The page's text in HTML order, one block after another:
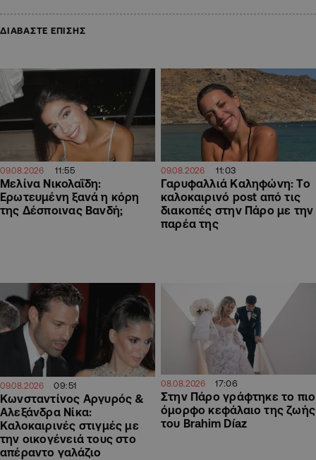
ΔΙΑΒΑΣΤΕ ΕΠΙΣΗΣ
09.08.2026 11:55
Μελίνα Νικολαΐδη:
Ερωτευμένη ξανά η κόρη
της Δέσποινας Βανδή;
09.08.2026 11:03
Γαρυφαλλιά Καληφώνη: To
καλοκαιρινό post από τις
διακοπές στην Πάρο με την
παρέα της
09.08.2026 09:51
Κωνσταντίνος Αργυρός &
Αλεξάνδρα Νίκα:
Καλοκαιρινές στιγμές με
την οικογένειά τους στο
απέραντο γαλάζιο
08.08.2026 17:06
Στην Πάρο γράφτηκε το πιο
όμορφο κεφάλαιο της ζωής
του Brahim Díaz